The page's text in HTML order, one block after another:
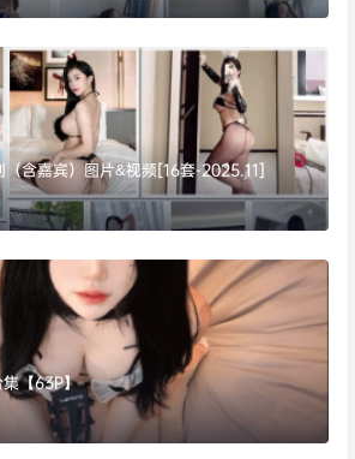
（含嘉宾）图片&视频[16套-2025.11]
【63P】